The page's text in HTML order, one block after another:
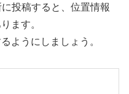
投稿すると、位置情報
ます。
ようにしましょう。